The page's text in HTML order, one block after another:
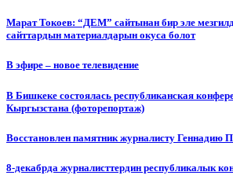
Марат Токоев: “ДЕМ” сайтынан бир эле
сайттардын материалдарын окуса болот
В эфире – новое телевидение
В Бишкеке состоялась республиканская
Кыргызстана (фоторепортаж)
Восстановлен памятник журналисту Геннадию
8-декабрда журналисттердин республикалык